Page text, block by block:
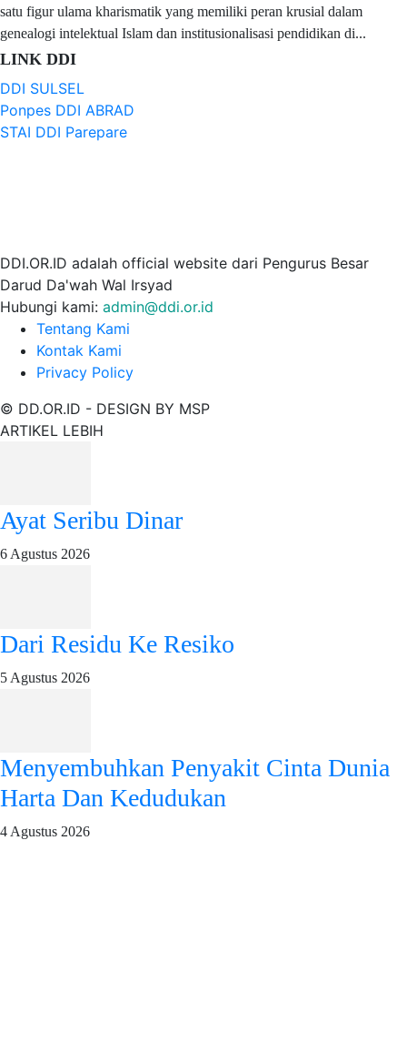
satu figur ulama kharismatik yang memiliki peran krusial dalam
genealogi intelektual Islam dan institusionalisasi pendidikan di...
LINK DDI
DDI SULSEL
Ponpes DDI ABRAD
STAI DDI Parepare
DDI.OR.ID adalah official website dari Pengurus Besar
Darud Da'wah Wal Irsyad
Hubungi kami: admin@ddi.or.id
Tentang Kami
Kontak Kami
Privacy Policy
© DD.OR.ID - DESIGN BY MSP
ARTIKEL LEBIH
Ayat Seribu Dinar
6 Agustus 2026
Dari Residu Ke Resiko
5 Agustus 2026
Menyembuhkan Penyakit Cinta Dunia
Harta Dan Kedudukan
4 Agustus 2026